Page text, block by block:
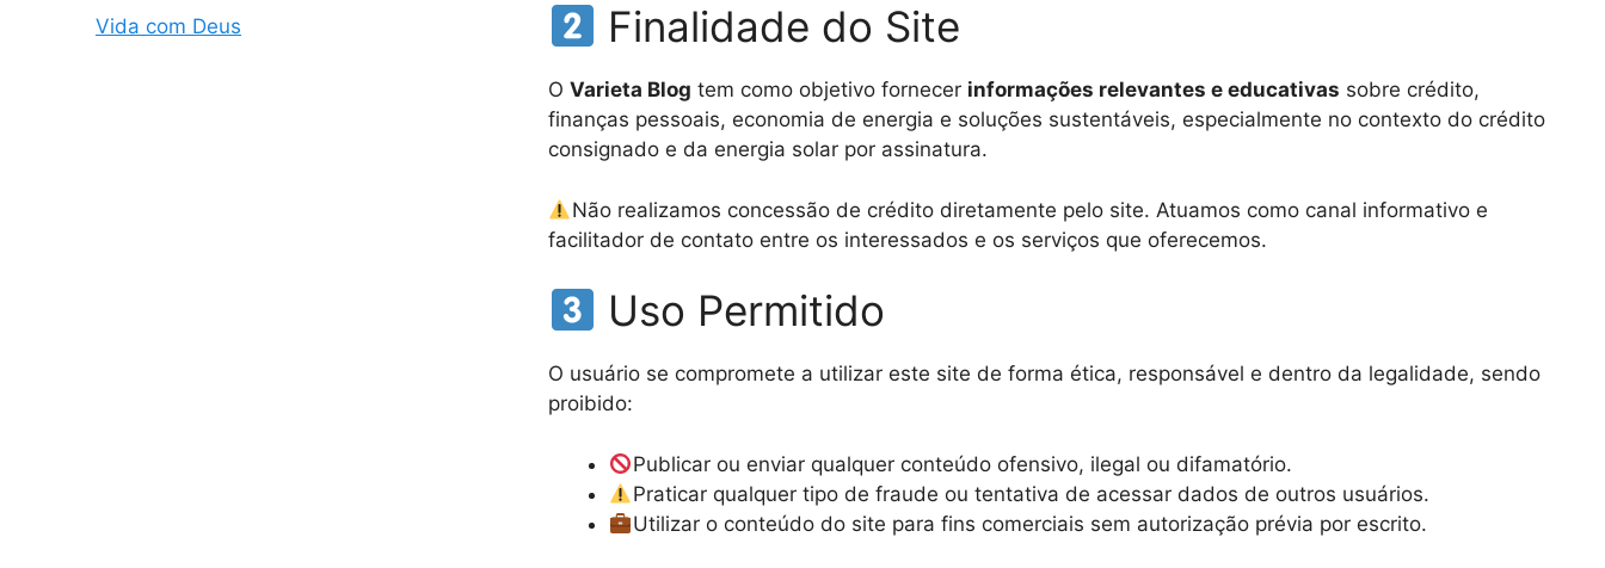
Finalidade do Site
OVarieta Blog tem como objetivo fornecer informações relevantes e educativas sobre crédito,
finanças pessoais, economia de energia e soluções sustentáveis, especialmente no contexto do crédito
consignado e da energia solar por assinatura.
Não realizamos concessão de crédito diretamente pelo site. Atuamos como canal informativo e
facilitador de contato entre os interessados e os serviços que oferecemos.
Uso Permitido
O usuário se compromete a utilizar este site de forma ética, responsável e dentro da legalidade, sendo
proibido:
Publicar ou enviar qualquer conteúdo ofensivo, ilegal ou difamatório.
Praticar qualquer tipo de fraude ou tentativa de acessar dados de outros usuários.
Utilizar o conteúdo do site para fins comerciais sem autorização prévia por escrito.
Vida com Deus